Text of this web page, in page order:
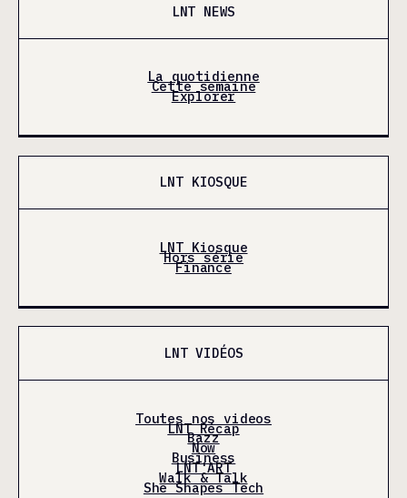
LNT NEWS
La quotidienne
Cette semaine
Explorer
LNT KIOSQUE
LNT Kiosque
Hors série
Finance
LNT VIDÉOS
Toutes nos videos
LNT Récap
Bazz
Now
Business
LNT'ART
Walk & Talk
She Shapes Tech